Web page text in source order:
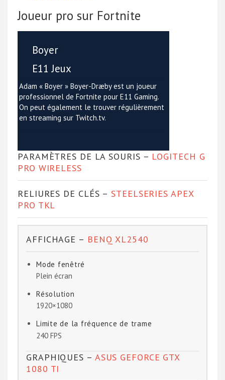
Joueur pro sur Fortnite
Boyer
E11 Jeux
Adam « Boyer » Boyer-Dræby est un joueur
professionnel de Fortnite pour E11 Gaming.
On peut également le trouver régulièrement
en streaming sur Twitch.tv.
PARAMÈTRES DE LA SOURIS – LOGITECH G
PRO WIRELESS
RELIURES DE CLÉS – STEELSERIES APEX
PRO TKL
AFFICHAGE – BENQ XL2540
Mode fenêtré
Plein écran
Résolution
1920×1080
Limite de la fréquence de trame
240 FPS
GRAPHIQUES – ASUS GEFORCE GTX
1080 TI